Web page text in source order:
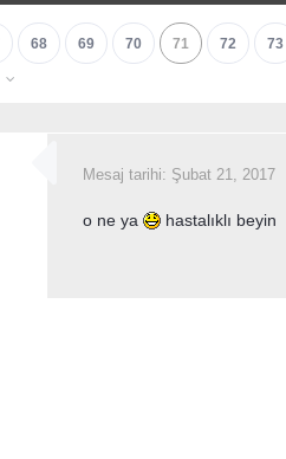
68 69 70 71 72 73
Mesaj tarihi: Şubat 21, 2017
o ne ya hastalıklı beyin